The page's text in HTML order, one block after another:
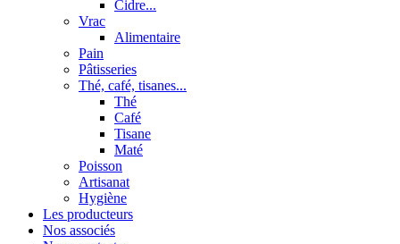
Cidre...
Vrac
Alimentaire
Pain
Pâtisseries
Thé, café, tisanes...
Thé
Café
Tisane
Maté
Poisson
Artisanat
Hygiène
Les producteurs
Nos associés